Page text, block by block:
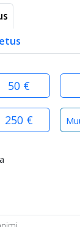
50 €
250 €